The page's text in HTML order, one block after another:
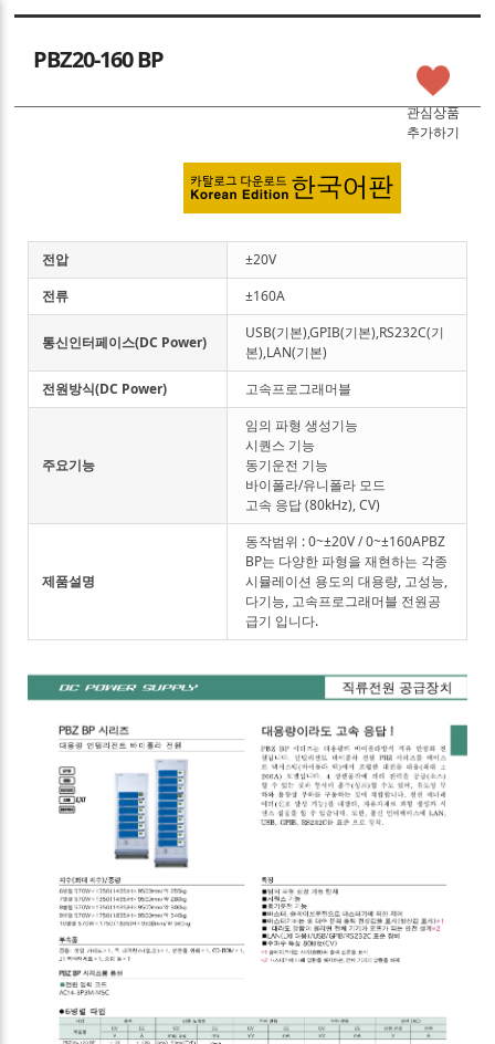
PBZ20-160 BP
관심상품
추가하기
전압
±20V
전류
±160A
통신인터페이스(DC Power)
USB(기본),GPIB(기본),RS232C(기
본),LAN(기본)
전원방식(DC Power)
고속프로그래머블
주요기능
임의 파형 생성기능
시퀀스 기능
동기운전 기능
바이폴라/유니폴라 모드
고속 응답 (80kHz), CV)
제품설명
동작범위 : 0~±20V / 0~±160APBZ
BP는 다양한 파형을 재현하는 각종
시뮬레이션 용도의 대용량, 고성능,
다기능, 고속프로그래머블 전원공
급기 입니다.
Sketchbook5, 스케치북5
Sketchbook5, 스케치북5